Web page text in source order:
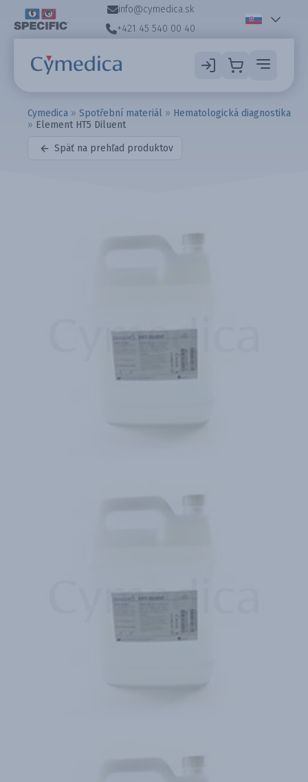
info@cymedica.sk
+421 45 540 00 40
Cymedica » Spotřební materiál » Hematologická diagnostika
» Element HT5 Diluent
Späť na prehľad produktov